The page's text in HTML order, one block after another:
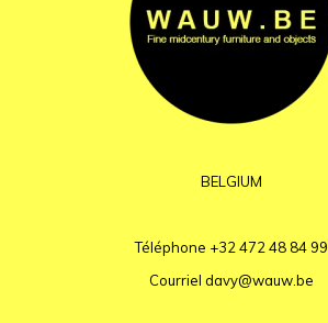
BELGIUM
Téléphone +32 472 48 84 99
Courriel davy@wauw.be